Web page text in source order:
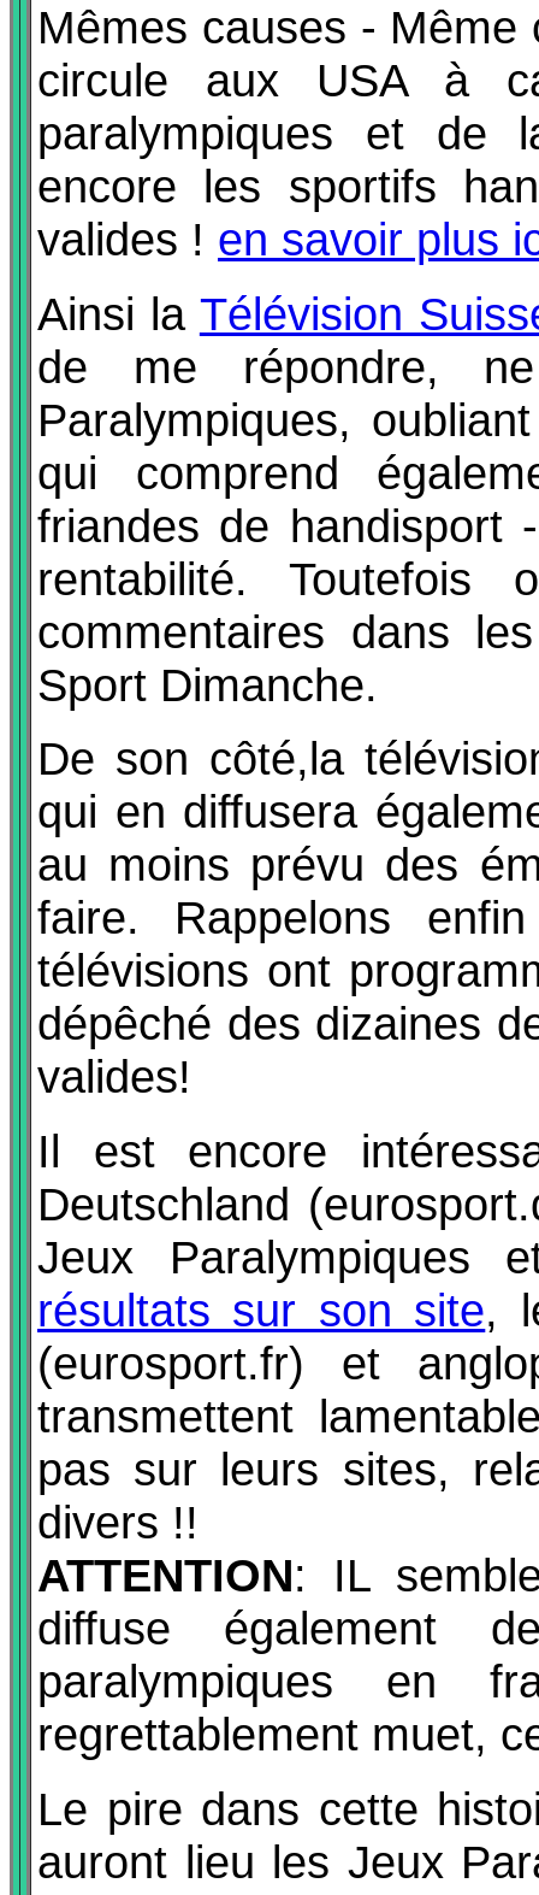
Mêmes causes -
circule aux USA à
paralympiques et de
encore les sportifs
valides ! en savoir plus
Ainsi la Télévision
de me répondre,
Paralympiques,
qui comprend
friandes de handisport
rentabilité.
commentaires dans
Sport Dimanche.
De son côté,la
qui en diffusera
au moins prévu des
faire. Rappelons
télévisions ont
dépêché des dizaines
valides!
Il est encore
Deutschland
Jeux Paralympiques
résultats sur son site,
(eurosport.fr) et
transmettent
pas sur leurs sites,
divers !!
ATTENTION: IL
diffuse également
paralympiques en
regrettablement muet,
Le pire dans cette
auront lieu les Jeux